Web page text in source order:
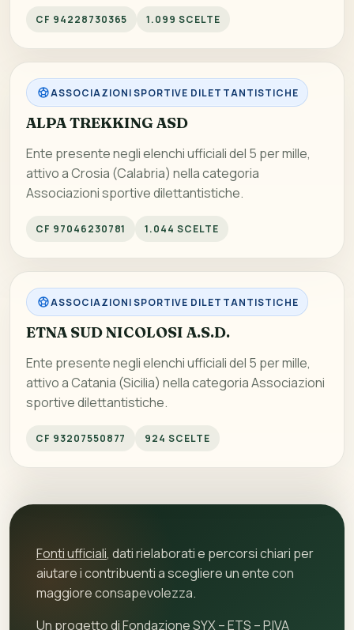
CF 94228730365 1.099 SCELTE
ASSOCIAZIONI SPORTIVE DILETTANTISTICHE
ALPA TREKKING ASD
Ente presente negli elenchi ufficiali del 5 per mille,
attivo a Crosia (Calabria) nella categoria
Associazioni sportive dilettantistiche.
CF 97046230781 1.044 SCELTE
ASSOCIAZIONI SPORTIVE DILETTANTISTICHE
ETNA SUD NICOLOSI A.S.D.
Ente presente negli elenchi ufficiali del 5 per mille,
attivo a Catania (Sicilia) nella categoria Associazioni
sportive dilettantistiche.
CF 93207550877 924 SCELTE
Fonti ufficiali, dati rielaborati e percorsi chiari per
aiutare i contribuenti a scegliere un ente con
maggiore consapevolezza.
Un progetto diFondazione SYX – ETS – P.IVA